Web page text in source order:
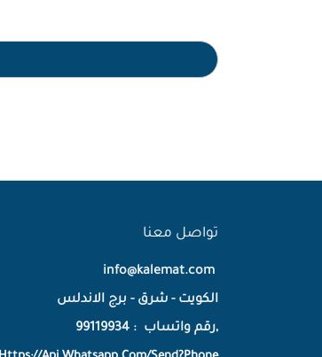
تواصل معنا
info@kalemat.com
الكويت - شرق - برج الاندلس
,رقم واتساب : 99119934